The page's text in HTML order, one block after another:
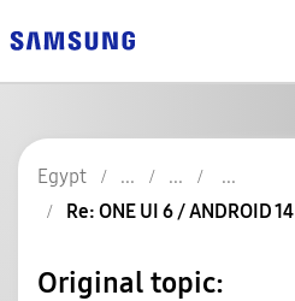
Egypt
Re: ONE UI 6 / ANDROID 14
Original topic: